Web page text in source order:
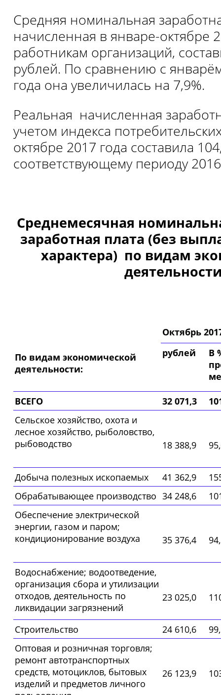
Средняя номинальная
начисленная в январе-октябре
работникам организаций,
рублей. По сравнению с
года она увеличилась на 7,9%.
Реальная начисленная
учетом индекса
октябре 2017 года составила
соответствующему периоду
Среднемесячная
заработная плата (без
характера) по видам
По видам экономической
деятельности:
Октябрь
рублей
В
ВСЕГО 32 071,3
Сельское хозяйство, охота и
лесное хозяйство, рыболовство,
рыбоводство
18 388,9
Добыча полезных ископаемых 41 362,9
Обрабатывающее производство 34 248,6
Обеспечение электрической
энергии, газом и паром;
кондиционирование воздуха
35 376,4
Водоснабжение; водоотведение,
организация сбора и утилизации
отходов, деятельность по
ликвидации загрязнений
23 025,0
Строительство 24 610,6
Оптовая и розничная торговля;
ремонт автотранспортных
средств, мотоциклов, бытовых
изделий и предметов личного
26 123,9